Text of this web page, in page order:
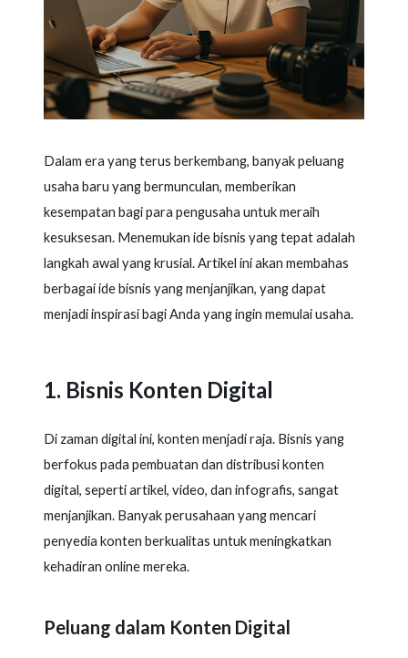
Dalam era yang terus berkembang, banyak peluang
usaha baru yang bermunculan, memberikan
kesempatan bagi para pengusaha untuk meraih
kesuksesan. Menemukan ide bisnis yang tepat adalah
langkah awal yang krusial. Artikel ini akan membahas
berbagai ide bisnis yang menjanjikan, yang dapat
menjadi inspirasi bagi Anda yang ingin memulai usaha.
Bisnis Konten Digital
Di zaman digital ini, konten menjadi raja. Bisnis yang
berfokus pada pembuatan dan distribusi konten
digital, seperti artikel, video, dan infografis, sangat
menjanjikan. Banyak perusahaan yang mencari
penyedia konten berkualitas untuk meningkatkan
kehadiran online mereka.
Peluang dalam Konten Digital